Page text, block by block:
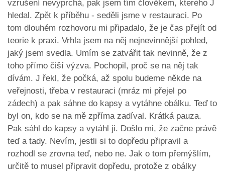
vzrušení nevyprchá, pak jsem tím člověkem, kterého J
hledal. Zpět k příběhu - seděli jsme v restauraci. Po
tom dlouhém rozhovoru mi připadalo, že je čas přejít od
teorie k praxi. Vrhla jsem na něj nejnevinnější pohled,
jaký jsem svedla. Umím se zatvářit tak nevinně, že z
toho přímo čiší výzva. Pochopil, proč se na něj tak
dívám. J řekl, že počká, až spolu budeme někde na
veřejnosti, třeba v restauraci (mráz mi přejel po
zádech) a pak sáhne do kapsy a vytáhne obálku. Teď to
byl on, kdo se na mě zpříma zadíval. Krátká pauza.
Pak sáhl do kapsy a vytáhl ji. Došlo mi, že začne právě
teď a tady. Nevím, jestli si to dopředu připravil a
rozhodl se zrovna teď, nebo ne. Jak o tom přemýšlím,
určitě to musel připravit dopředu, protože z obálky